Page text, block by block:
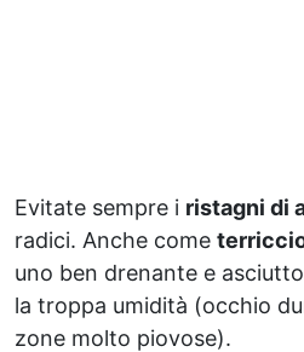
Evitate sempre i ristagni di
radici. Anche come
uno ben drenante e
la troppa umidità (occhio
zone molto piovose).